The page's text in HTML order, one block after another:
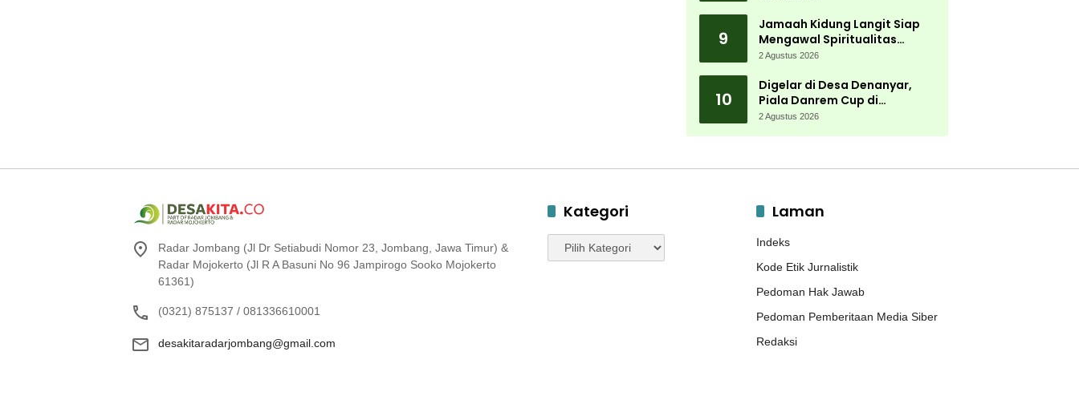
9
Jamaah Kidung Langit Siap
Mengawal Spiritualitas
Muktamar NU
2 Agustus 2026
10
Digelar di Desa Denanyar,
Piala Danrem Cup di
Jombang Fokus Cetak Bibit
2 Agustus 2026
Radar Jombang (Jl Dr Setiabudi Nomor 23, Jombang, Jawa Timur) &
Radar Mojokerto (Jl R A Basuni No 96 Jampirogo Sooko Mojokerto
61361)
(0321) 875137 / 081336610001
desakitaradarjombang@gmail.com
Kategori
Kategori
Laman
Indeks
Kode Etik Jurnalistik
Pedoman Hak Jawab
Pedoman Pemberitaan Media Siber
Redaksi